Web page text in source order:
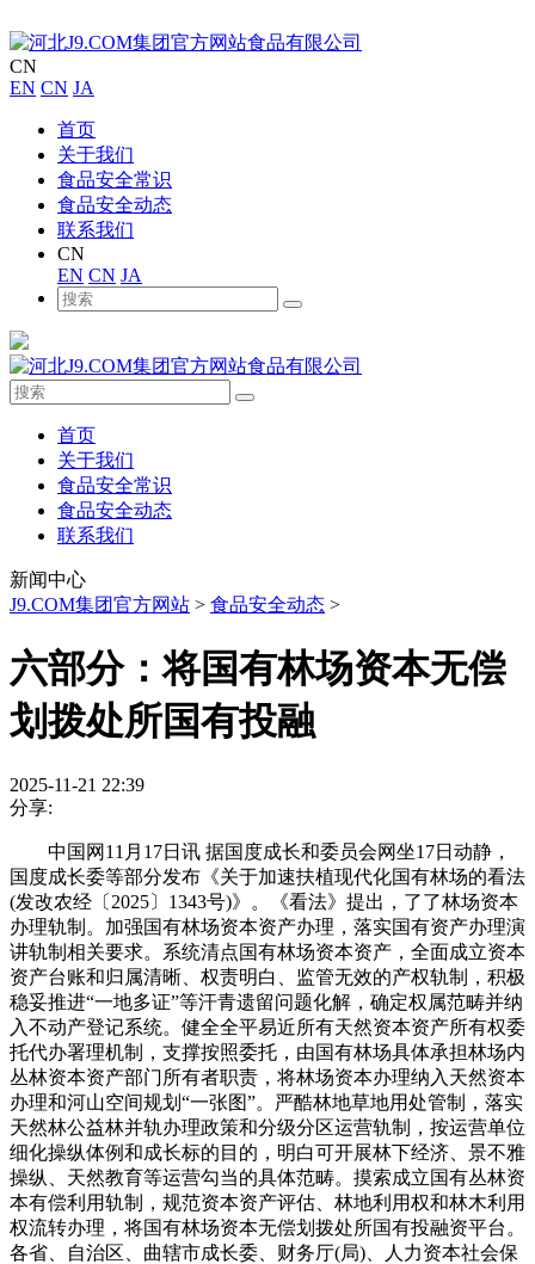
CN
EN CN JA
首页
关于我们
食品安全常识
食品安全动态
联系我们
CN
EN CN JA
首页
关于我们
食品安全常识
食品安全动态
联系我们
新闻中心
J9.COM集团官方网站 > 食品安全动态 >
六部分：将国有林场资本无偿
划拨处所国有投融
2025-11-21 22:39
分享:
中国网11月17日讯 据国度成长和委员会网坐17日动静，
国度成长委等部分发布《关于加速扶植现代化国有林场的看法
(发改农经〔2025〕1343号)》。《看法》提出，了了林场资本
办理轨制。加强国有林场资本资产办理，落实国有资产办理演
讲轨制相关要求。系统清点国有林场资本资产，全面成立资本
资产台账和归属清晰、权责明白、监管无效的产权轨制，积极
稳妥推进“一地多证”等汗青遗留问题化解，确定权属范畴并纳
入不动产登记系统。健全全平易近所有天然资本资产所有权委
托代办署理机制，支撑按照委托，由国有林场具体承担林场内
丛林资本资产部门所有者职责，将林场资本办理纳入天然资本
办理和河山空间规划“一张图”。严酷林地草地用处管制，落实
天然林公益林并轨办理政策和分级分区运营轨制，按运营单位
细化操纵体例和成长标的目的，明白可开展林下经济、景不雅
操纵、天然教育等运营勾当的具体范畴。摸索成立国有丛林资
本有偿利用轨制，规范资本资产评估、林地利用权和林木利用
权流转办理，将国有林场资本无偿划拨处所国有投融资平台。
各省、自治区、曲辖市成长委、财务厅(局)、人力资本社会保